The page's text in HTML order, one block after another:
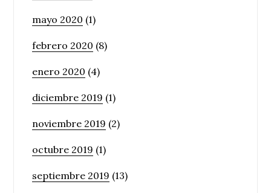
mayo 2020 (1)
febrero 2020 (8)
enero 2020 (4)
diciembre 2019 (1)
noviembre 2019 (2)
octubre 2019 (1)
septiembre 2019 (13)